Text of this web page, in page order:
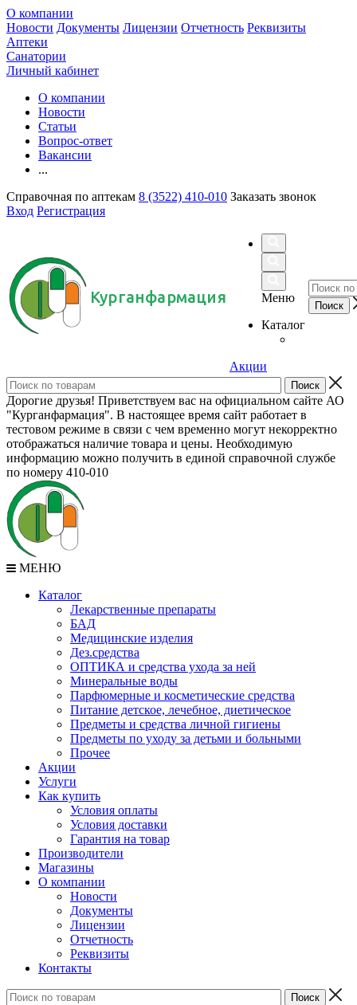
О компании
Новости Документы Лицензии Отчетность Реквизиты
Аптеки
Санатории
Личный кабинет
О компании
Новости
Статьи
Вопрос-ответ
Вакансии
...
Справочная по аптекам 8 (3522) 410-010 Заказать звонок
Вход Регистрация
Курганфармация
Меню
Каталог
Акции
Дорогие друзья! Приветствуем вас на официальном сайте АО
"Курганфармация". В настоящее время сайт работает в
тестовом режиме в связи с чем временно могут некорректно
отображаться наличие товара и цены. Необходимую
информацию можно получить в единой справочной службе
по номеру 410-010
МЕНЮ
Каталог
Лекарственные препараты
БАД
Медицинские изделия
Дез.средства
ОПТИКА и средства ухода за ней
Минеральные воды
Парфюмерные и косметические средства
Питание детское, лечебное, диетическое
Предметы и средства личной гигиены
Предметы по уходу за детьми и больными
Прочее
Акции
Услуги
Как купить
Условия оплаты
Условия доставки
Гарантия на товар
Производители
Магазины
О компании
Новости
Документы
Лицензии
Отчетность
Реквизиты
Контакты